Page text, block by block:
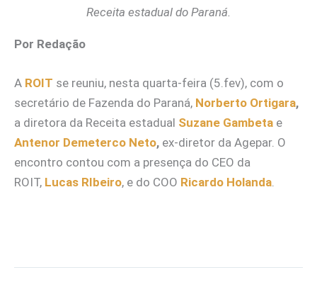
Receita estadual do Paraná.
Por Redação
A ROIT se reuniu, nesta quarta-feira (5.fev), com o
secretário de Fazenda do Paraná, Norberto Ortigara,
a diretora da Receita estadual Suzane Gambeta e
Antenor Demeterco Neto, ex-diretor da Agepar. O
encontro contou com a presença do CEO da
ROIT, Lucas RIbeiro, e do COO Ricardo Holanda.